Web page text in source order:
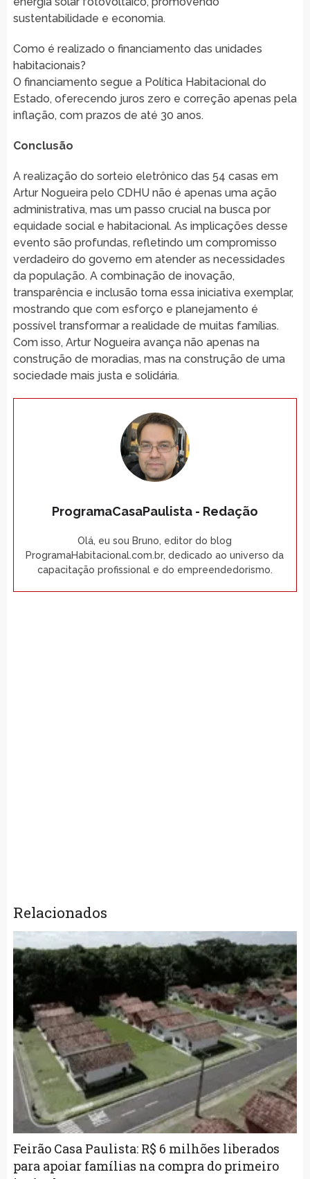
sustentabilidade e economia.
Como é realizado o financiamento das unidades
habitacionais?
O financiamento segue a Política Habitacional do
Estado, oferecendo juros zero e correção apenas pela
inflação, com prazos de até 30 anos.
Conclusão
A realização do sorteio eletrônico das 54 casas em
Artur Nogueira pelo CDHU não é apenas uma ação
administrativa, mas um passo crucial na busca por
equidade social e habitacional. As implicações desse
evento são profundas, refletindo um compromisso
verdadeiro do governo em atender as necessidades
da população. A combinação de inovação,
transparência e inclusão torna essa iniciativa exemplar,
mostrando que com esforço e planejamento é
possível transformar a realidade de muitas famílias.
Com isso, Artur Nogueira avança não apenas na
construção de moradias, mas na construção de uma
sociedade mais justa e solidária.
ProgramaCasaPaulista - Redação
Olá, eu sou Bruno, editor do blog
ProgramaHabitacional.com.br, dedicado ao universo da
capacitação profissional e do empreendedorismo.
Relacionados
Feirão Casa Paulista: R$ 6 milhões liberados
para apoiar famílias na compra do primeiro